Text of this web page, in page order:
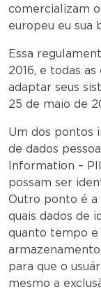
comercializam
europeu eu sua
Essa
2016, e todas
adaptar seus
25 de maio de
Um dos pontos
de dados
Information –
possam ser
Outro ponto é a
quais dados de
quanto tempo e
para que o
mesmo a